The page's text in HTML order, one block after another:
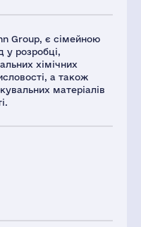
Group, є сімейною
у розробці,
хімічних
а також
матеріалів